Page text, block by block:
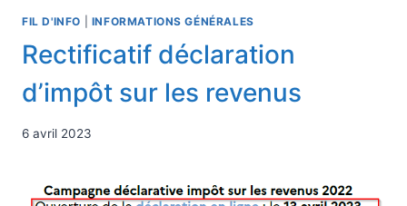
FIL D'INFO INFORMATIONS GÉNÉRALES
Rectificatif déclaration
d’impôt sur les revenus
6 avril 2023